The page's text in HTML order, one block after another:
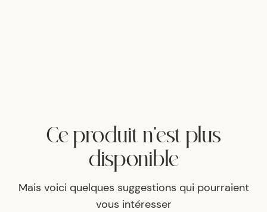
Ce produit n'est plus
disponible
Mais voici quelques suggestions qui pourraient
vous intéresser